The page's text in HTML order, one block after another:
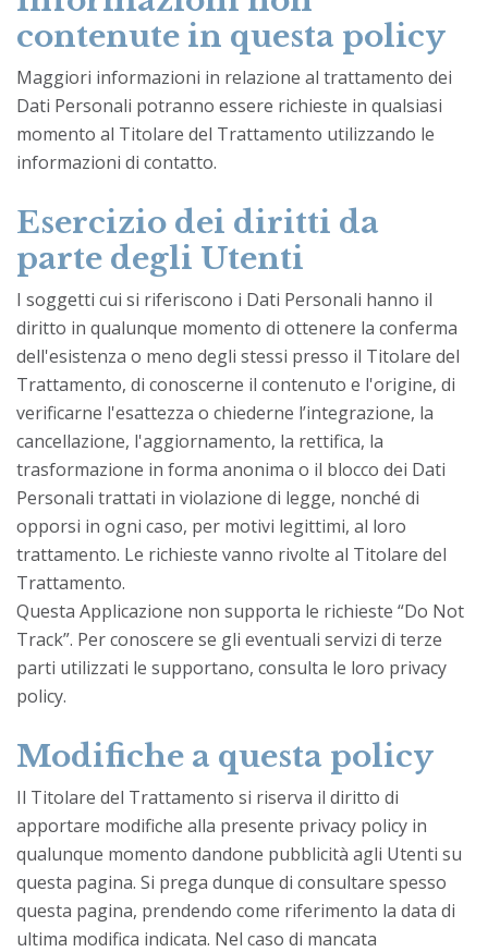
contenute in questa policy
Maggiori informazioni in relazione al trattamento dei
Dati Personali potranno essere richieste in qualsiasi
momento al Titolare del Trattamento utilizzando le
informazioni di contatto.
Esercizio dei diritti da
parte degli Utenti
I soggetti cui si riferiscono i Dati Personali hanno il
diritto in qualunque momento di ottenere la conferma
dell'esistenza o meno degli stessi presso il Titolare del
Trattamento, di conoscerne il contenuto e l'origine, di
verificarne l'esattezza o chiederne l’integrazione, la
cancellazione, l'aggiornamento, la rettifica, la
trasformazione in forma anonima o il blocco dei Dati
Personali trattati in violazione di legge, nonché di
opporsi in ogni caso, per motivi legittimi, al loro
trattamento. Le richieste vanno rivolte al Titolare del
Trattamento.
Questa Applicazione non supporta le richieste “Do Not
Track”. Per conoscere se gli eventuali servizi di terze
parti utilizzati le supportano, consulta le loro privacy
policy.
Modifiche a questa policy
Il Titolare del Trattamento si riserva il diritto di
apportare modifiche alla presente privacy policy in
qualunque momento dandone pubblicità agli Utenti su
questa pagina. Si prega dunque di consultare spesso
questa pagina, prendendo come riferimento la data di
ultima modifica indicata. Nel caso di mancata